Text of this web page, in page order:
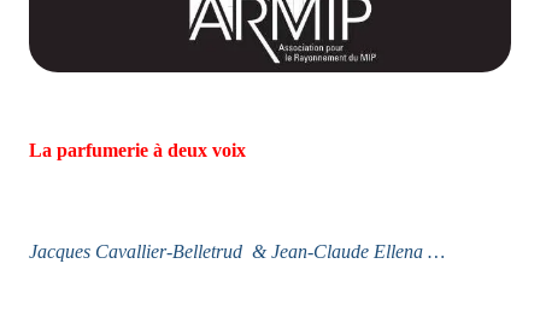
La parfumerie à deux voix
Jacques Cavallier-Belletrud & Jean-Claude Ellena …